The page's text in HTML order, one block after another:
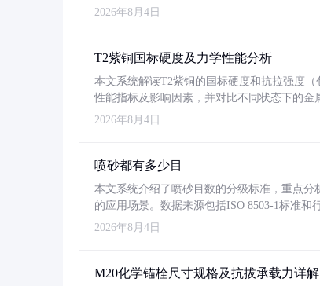
2026年8月4日
T2紫铜国标硬度及力学性能分析
本文系统解读T2紫铜的国标硬度和抗拉强度
性能指标及影响因素，并对比不同状态下的金
2026年8月4日
喷砂都有多少目
本文系统介绍了喷砂目数的分级标准，重点分
的应用场景。数据来源包括ISO 8503-1标准和
2026年8月4日
M20化学锚栓尺寸规格及抗拔承载力详解